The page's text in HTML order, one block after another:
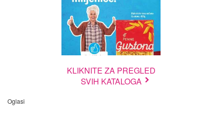
KLIKNITE ZA PREGLED
SVIH KATALOGA
Oglasi